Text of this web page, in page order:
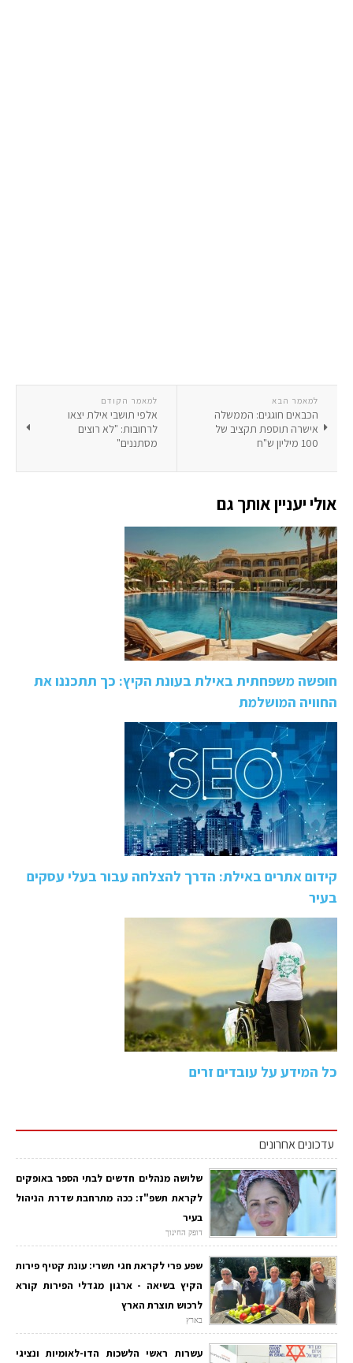
למאמר הקודם
אלפי תושבי אילת יצאו
לרחובות: "לא רוצים
מסתננים"
למאמר הבא
הכבאים חוגגים: הממשלה
אישרה תוספת תקציב של
100 מיליון ש"ח
אולי יעניין אותך גם
חופשה משפחתית באילת בעונת הקיץ: כך תתכננו את
החוויה המושלמת
קידום אתרים באילת: הדרך להצלחה עבור בעלי עסקים
בעיר
כל המידע על עובדים זרים
עדכונים אחרונים
שלושה מנהלים חדשים לבתי הספר באופקים
לקראת תשפ"ז: ככה מתרחבת שדרת הניהול
בעיר
דופק החינוך
שפע פרי לקראת חגי תשרי: עונת קטיף פירות
הקיץ בשיאה - ארגון מגדלי הפירות קורא
לרכוש תוצרת הארץ
בארץ
עשרות ראשי הלשכות הדו-לאומיות ונציגי